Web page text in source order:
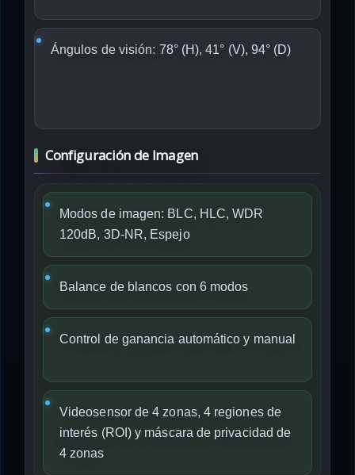
Ángulos de visión: 78° (H), 41° (V), 94° (D)
Configuración de Imagen
Modos de imagen: BLC, HLC, WDR
120dB, 3D-NR, Espejo
Balance de blancos con 6 modos
Control de ganancia automático y manual
Videosensor de 4 zonas, 4 regiones de
interés (ROI) y máscara de privacidad de
4 zonas